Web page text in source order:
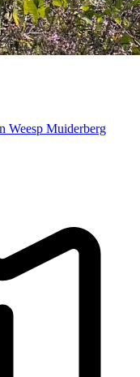
Weesp Muiderberg